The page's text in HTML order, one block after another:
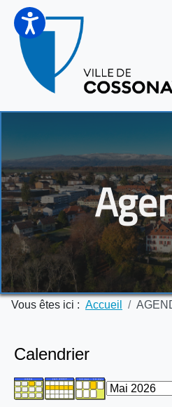
Vous êtes ici : Accueil
Calendrier